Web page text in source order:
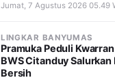
Jumat, 7 Agustus 2026 05.49
LINGKAR BANYUMAS
Pramuka Peduli
BWS Citanduy
Bersih